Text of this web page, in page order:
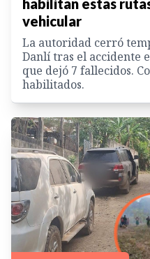
habilitan estas
vehicular
La autoridad cerró
Danlí tras el accidente
que dejó 7 fallecidos.
habilitados.